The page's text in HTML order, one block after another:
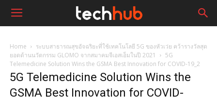
Home
ระบบสาธารณสุขอัจฉริยะที่ใช้เทคโนโลยี 5G ของหัวเว่ย คว้ารางวัลสุด
ยอดด้านนวัตกรรม GLOMO จากสมาคมจีเอสเอ็มในปี 2021
5G
Telemedicine Solution Wins the GSMA Best Innovation for COVID-19_2
5G Telemedicine Solution Wins the
GSMA Best Innovation for COVID-